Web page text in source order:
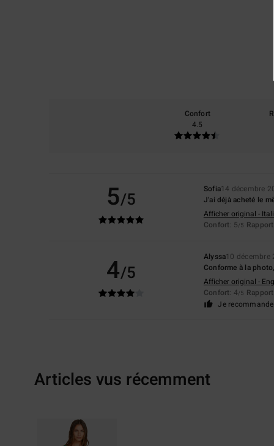
Confort
4.5
5/5 Sofia14 décembre
J'ai déjà acheté le
Afficher original -
Confort: 5/5
4/5
Alyssa10 décembre
Conforme à la
Afficher original -
Confort: 4/5
Je
Articles vus récemment